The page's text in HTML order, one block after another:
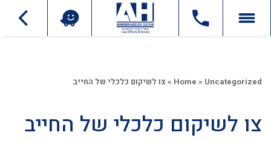
Home » Uncategorized
»צו לשיקום כלכלי של החייב
צו לשיקום כלכלי של החייב